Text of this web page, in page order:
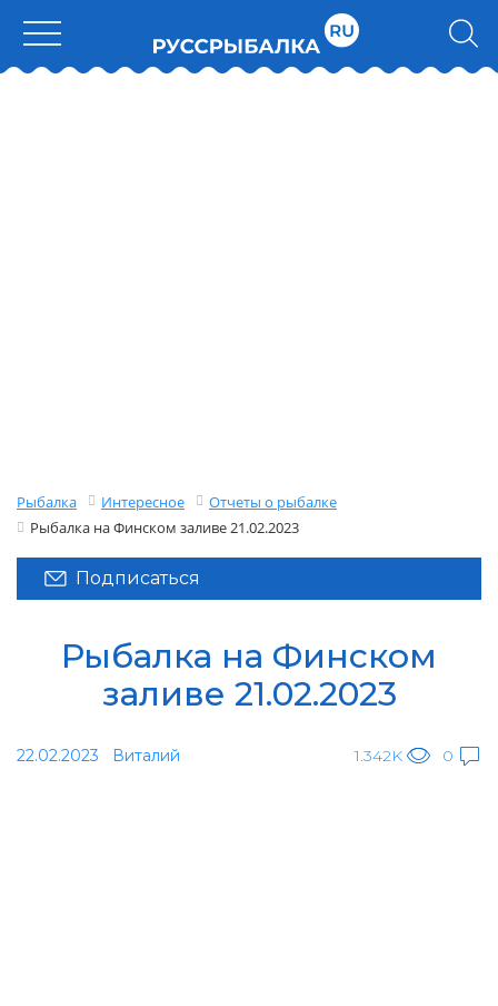
Рыбалка Интересное
Отчеты о рыбалке
Рыбалка на Финском заливе 21.02.2023
Подписаться
Рыбалка на Финском
заливе 21.02.2023
22.02.2023 Виталий 1.342K 0